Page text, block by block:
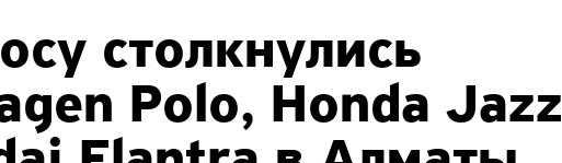
столкнулись
Polo, Honda Jazz